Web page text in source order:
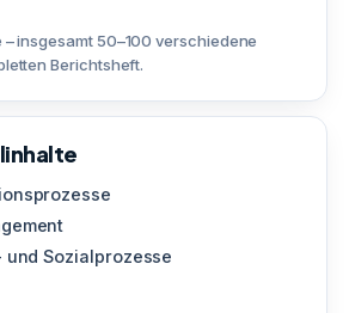
insgesamt 50–100 verschiedene
Berichtsheft.
Sozialprozesse